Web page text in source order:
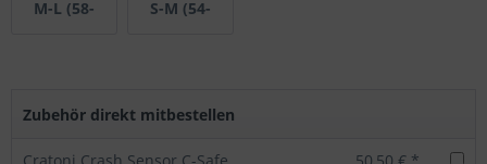
M-L (58- S-M (54-
Zubehör direkt mitbestellen